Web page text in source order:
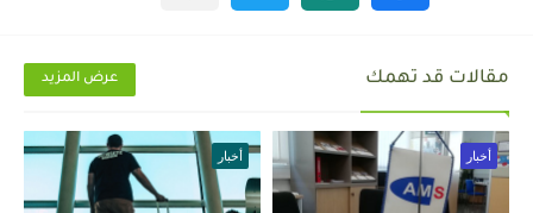
مقالات قد تهمك عرض المزيد
أخبار أخبار